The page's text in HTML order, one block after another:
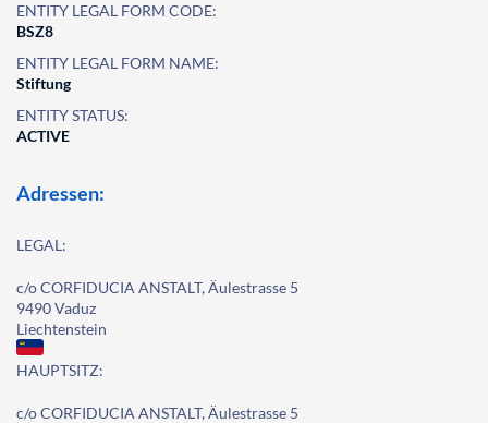
ENTITY LEGAL FORM CODE:
BSZ8
ENTITY LEGAL FORM NAME:
Stiftung
ENTITY STATUS:
ACTIVE
Adressen:
LEGAL:
c/o CORFIDUCIA ANSTALT, Äulestrasse 5
9490 Vaduz
Liechtenstein
HAUPTSITZ:
c/o CORFIDUCIA ANSTALT, Äulestrasse 5